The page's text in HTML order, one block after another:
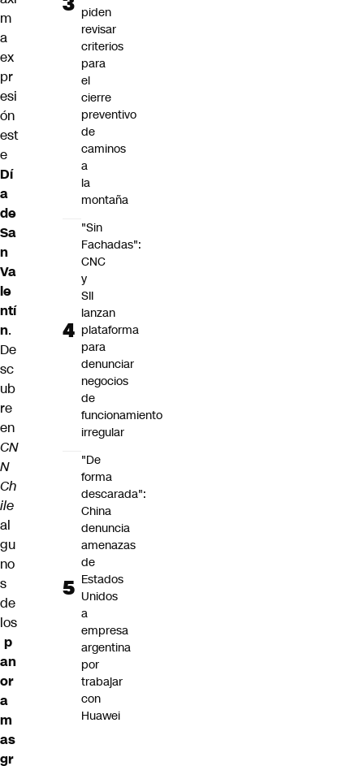
m
a
ex
pr
esi
ón
est
e
Dí
a
de
Sa
n
Va
le
ntí
n.
De
sc
ub
re
en
CN
N
Ch
ile
al
gu
no
s
de
los
p
an
or
a
m
as
gr
piden
revisar
criterios
para
el
cierre
preventivo
de
caminos
a
la
montaña
"Sin
Fachadas":
CNC
y
SII
lanzan
plataforma
para
denunciar
negocios
de
funcionamiento
irregular
"De
forma
descarada":
China
denuncia
amenazas
de
Estados
Unidos
a
empresa
argentina
por
trabajar
con
Huawei